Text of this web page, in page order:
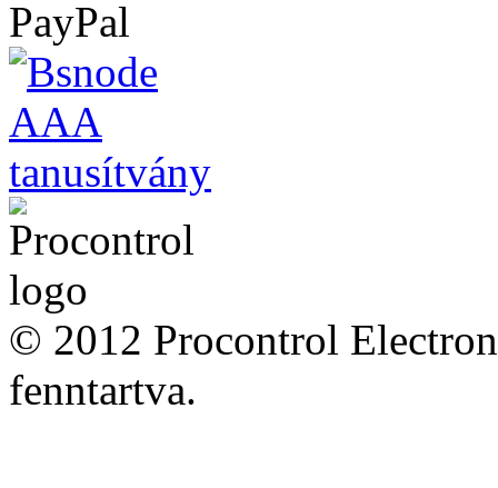
© 2012 Procontrol
fenntartva.